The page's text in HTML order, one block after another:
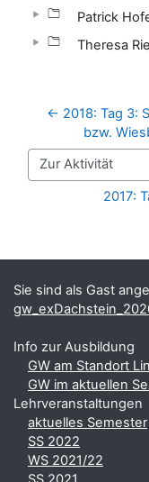
Patrick
Theresa
← 2018: Tag 3:
bzw.
Zur Aktivität
2017:
Sie sind als Gast
Info zur Ausbildung
GW am Standort
GW im aktuellen
Lehrveranstaltungen
aktuelles Semester
SS 2022
WS 2021/22